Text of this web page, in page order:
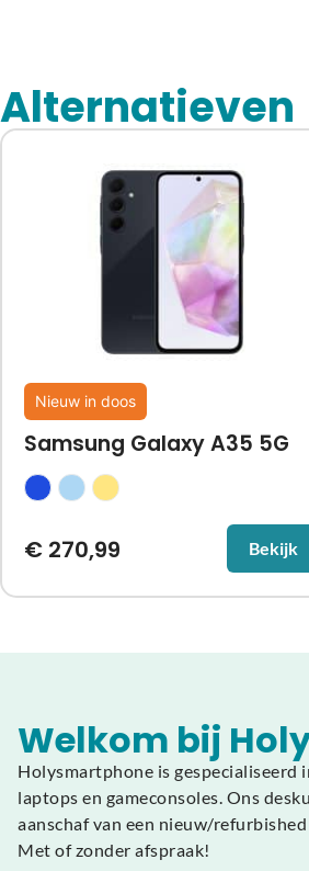
Alternatieven
Nieuw in doos
Samsung Galaxy A35 5G
€270,99 Bekijk
Welkom bij
Holysmartphone is gespecialiseerd
laptops en gameconsoles. Ons
aanschaf van een nieuw/
Met of zonder afspraak!